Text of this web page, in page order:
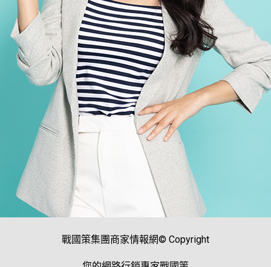
戰國策集團商家情報網© Copyright